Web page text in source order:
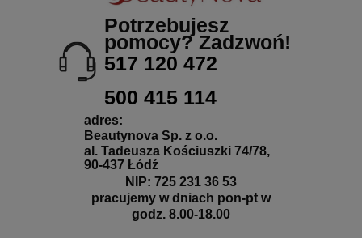
Potrzebujesz
pomocy? Zadzwoń!
517 120 472
500 415 114
adres:
Beautynova Sp. z o.o.
al. Tadeusza Kościuszki 74/78,
90-437 Łódź
NIP: 725 231 36 53
pracujemy w dniach pon-pt w
godz. 8.00-18.00